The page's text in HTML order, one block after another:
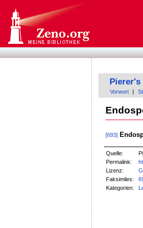
Pierer's
Vorwort
[693]
Quelle:
Permalink:
Lizenz:
Faksimiles:
Kategorien: